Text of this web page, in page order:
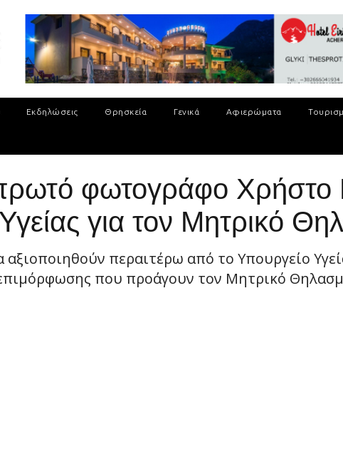
Εκδηλώσεις Θρησκεία Γενικά Αφιερώματα
φωτογράφο
για τον Μητρικό
περαιτέρω από το Υπουργείο
που προάγουν τον Μητρικό